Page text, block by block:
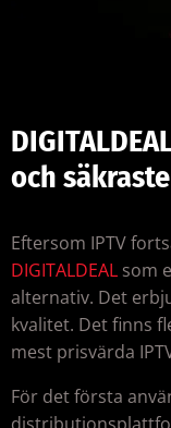
och
Eftersom IPTV
DIGITALDEAL som
alternativ. Det
kvalitet. Det finns
mest prisvärda
För det första